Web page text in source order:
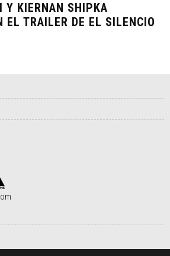
Y KIERNAN SHIPKA
EL TRAILER DE EL SILENCIO